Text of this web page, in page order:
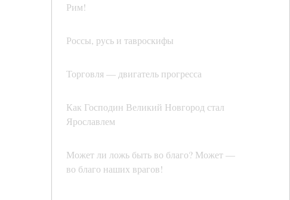
Рим!
Россы, русь и тавроскифы
Торговля — двигатель прогресса
Как Господин Великий Новгород стал
Ярославлем
Может ли ложь быть во благо? Может —
во благо наших врагов!